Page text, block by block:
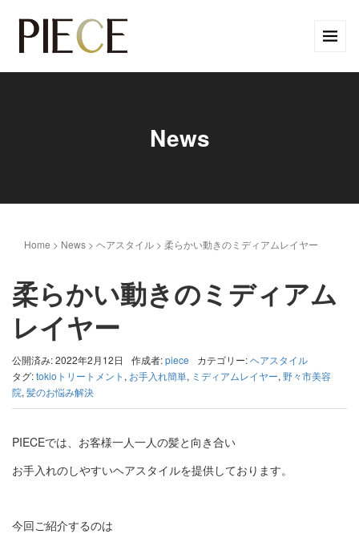
News
Home > News > ヘアスタイル > 柔らかい動きのミディアムレイヤー
柔らかい動きのミディアム
レイヤー
公開済み: 2022年2月12日 作成者:piece カテゴリー:ヘアスタイル
タグ:tokioトリートメント , お手入れ簡単, ミディアムレイヤー, 野々市美容
院, 髪のお悩み解決
PIECEでは、お客様一人一人の髪と向き合い
お手入れのしやすいヘアスタイルを提供しております。
今回ご紹介するのは